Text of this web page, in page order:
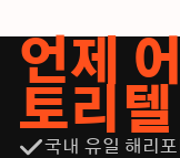
언제
토리텔
국내 유일 해리